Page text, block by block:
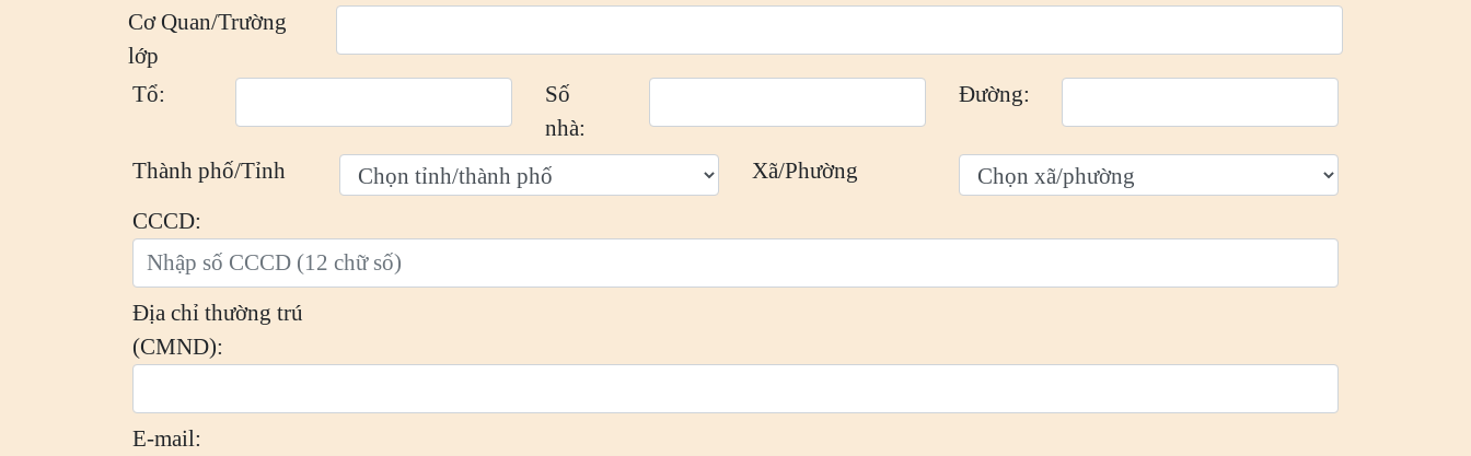
Cơ Quan/Trường
lớp
Tổ:
Số
nhà:
Đường:
Thành phố/Tỉnh
Xã/Phường
CCCD:
Địa chỉ thường trú
(CMND):
E-mail: